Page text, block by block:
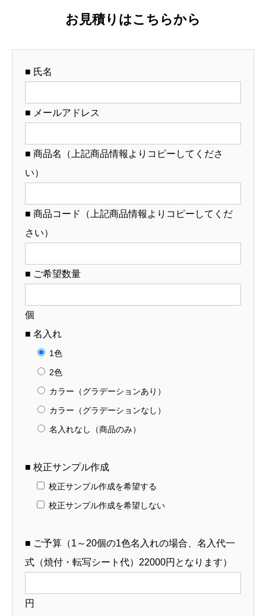
ジ
【12-
53-
3】
お見積りはこちらから
■ 氏名
■ メールアドレス
■ 商品名（上記商品情報よりコピーしてくださ
い）
■ 商品コード（上記商品情報よりコピーしてくだ
さい）
■ ご希望数量
個
■ 名入れ
1色
2色
カラー（グラデーションあり）
カラー（グラデーションなし）
名入れなし（商品のみ）
■ 校正サンプル作成
校正サンプル作成を希望する
校正サンプル作成を希望しない
■ ご予算（1～20個の1色名入れの場合、名入代一
式（焼付・転写シート代）22000円となります）
円